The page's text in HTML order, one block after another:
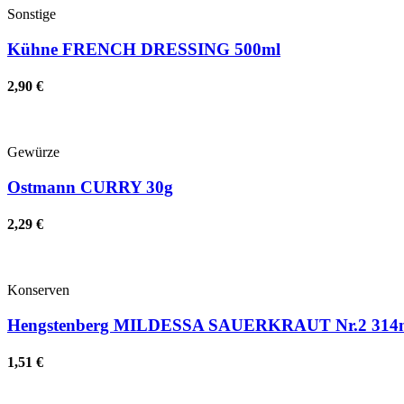
Sonstige
Kühne FRENCH DRESSING 500ml
2,90 €
Gewürze
Ostmann CURRY 30g
2,29 €
Konserven
Hengstenberg MILDESSA SAUERKRAUT Nr.2
1,51 €